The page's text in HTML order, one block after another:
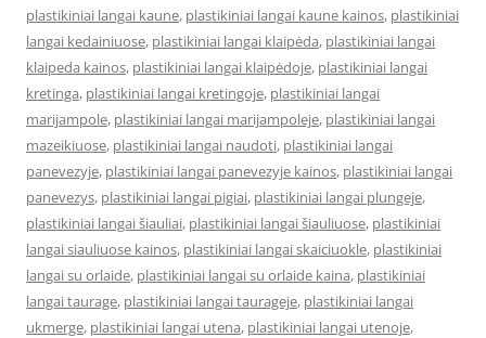
plastikiniai langai kaune, plastikiniai langai kaune kainos, plastikiniai
langai kedainiuose, plastikiniai langai klaipėda, plastikiniai langai
klaipeda kainos, plastikiniai langai klaipėdoje, plastikiniai langai
kretinga, plastikiniai langai kretingoje, plastikiniai langai
marijampole, plastikiniai langai marijampoleje, plastikiniai langai
mazeikiuose, plastikiniai langai naudoti, plastikiniai langai
panevezyje, plastikiniai langai panevezyje kainos, plastikiniai langai
panevezys, plastikiniai langai pigiai, plastikiniai langai plungeje,
plastikiniai langai šiauliai, plastikiniai langai šiauliuose, plastikiniai
langai siauliuose kainos, plastikiniai langai skaiciuokle, plastikiniai
langai su orlaide, plastikiniai langai su orlaide kaina, plastikiniai
langai taurage, plastikiniai langai taurageje, plastikiniai langai
ukmerge, plastikiniai langai utena, plastikiniai langai utenoje,